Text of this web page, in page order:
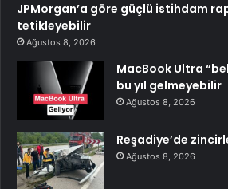
JPMorgan’a göre güçlü istihdam
tetikleyebilir
Ağustos 8, 2026
MacBook Ultra
bu yıl gelmeyebilir
Ağustos 8, 2026
Reşadiye’de
Ağustos 8, 2026